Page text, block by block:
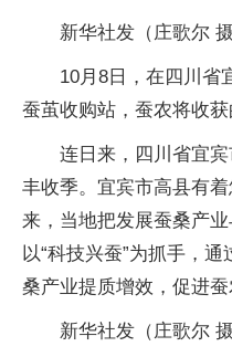
新华社发（庄歌尔 摄
10月8日，在四川省
蚕茧收购站，蚕农将收获
连日来，四川省宜
丰收季。宜宾市高县有
来，当地把发展蚕桑产
以“科技兴蚕”为抓手，
桑产业提质增效，促进蚕
新华社发（庄歌尔 摄